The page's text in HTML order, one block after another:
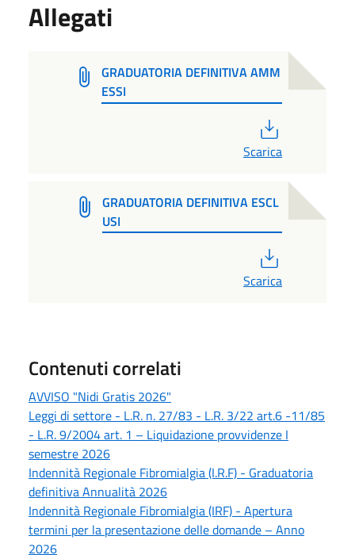
Allegati
GRADUATORIA DEFINITIVA AMM
ESSI
Scarica
GRADUATORIA DEFINITIVA ESCL
USI
Scarica
Contenuti correlati
AVVISO "Nidi Gratis 2026"
Leggi di settore - L.R. n. 27/83 - L.R. 3/22 art.6 -11/85
- L.R. 9/2004 art. 1 – Liquidazione provvidenze I
semestre 2026
Indennità Regionale Fibromialgia (I.R.F) - Graduatoria
definitiva Annualità 2026
Indennità Regionale Fibromialgia (IRF) - Apertura
termini per la presentazione delle domande – Anno
2026